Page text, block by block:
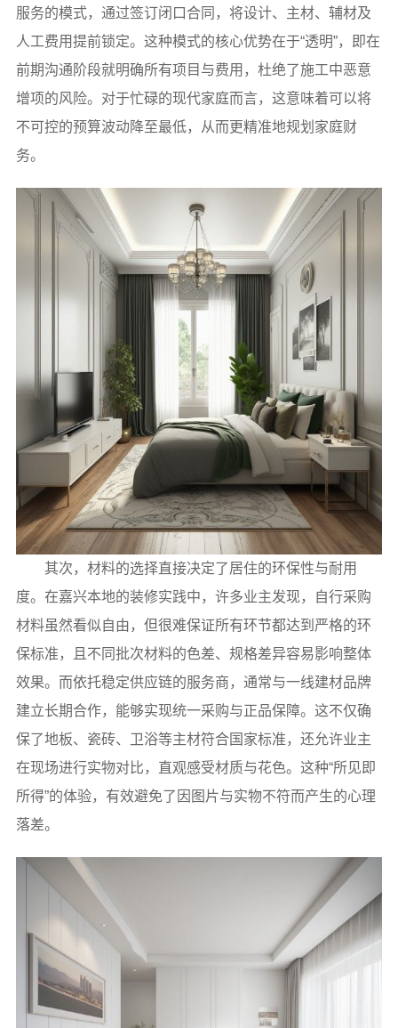
服务的模式，通过签订闭口合同，将设计、主材、辅材及
人工费用提前锁定。这种模式的核心优势在于“透明”，即在
前期沟通阶段就明确所有项目与费用，杜绝了施工中恶意
增项的风险。对于忙碌的现代家庭而言，这意味着可以将
不可控的预算波动降至最低，从而更精准地规划家庭财
务。
其次，材料的选择直接决定了居住的环保性与耐用
度。在嘉兴本地的装修实践中，许多业主发现，自行采购
材料虽然看似自由，但很难保证所有环节都达到严格的环
保标准，且不同批次材料的色差、规格差异容易影响整体
效果。而依托稳定供应链的服务商，通常与一线建材品牌
建立长期合作，能够实现统一采购与正品保障。这不仅确
保了地板、瓷砖、卫浴等主材符合国家标准，还允许业主
在现场进行实物对比，直观感受材质与花色。这种“所见即
所得”的体验，有效避免了因图片与实物不符而产生的心理
落差。